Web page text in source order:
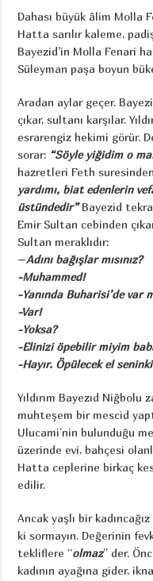
Dahası büyük âlim Molla
Hatta sarılır kaleme,
Bayezid’in Molla Fenari
Süleyman paşa boyun
Aradan aylar geçer.
çıkar, sultanı karşılar.
esrarengiz hekimi görür.
sorar: “Söyle yiğidim o
hazretleri Feth
yardımı, biat edenlerin
üstündedir”Bayezid
Emir Sultan cebinden
Sultan meraklıdır:
–Adını bağışlar mısınız?
-Muhammed!
-Yanında Buharisi’de var
-Var!
-Yoksa?
-Elinizi öpebilir miyim
-Hayır. Öpülecek el
Yıldırım Bayezıd
muhteşem bir mescid
Ulucami’nin bulunduğu
üzerinde evi, bahçesi
Hatta ceplerine birkaç
edilir.
Ancak yaşlı bir
ki sormayın. Değerinin
tekliflere “olmaz” der.
kadının ayağına gider,